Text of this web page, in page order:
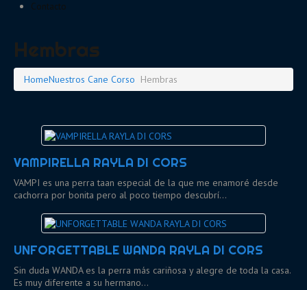
Contacto
Hembras
HomeNuestros Cane Corso Hembras
VAMPIRELLA RAYLA DI CORS
VAMPI es una perra taan especial de la que me enamoré desde
cachorra por bonita pero al poco tiempo descubrí…
UNFORGETTABLE WANDA RAYLA DI CORS
Sin duda WANDA es la perra más cariñosa y alegre de toda la casa.
Es muy diferente a su hermano…